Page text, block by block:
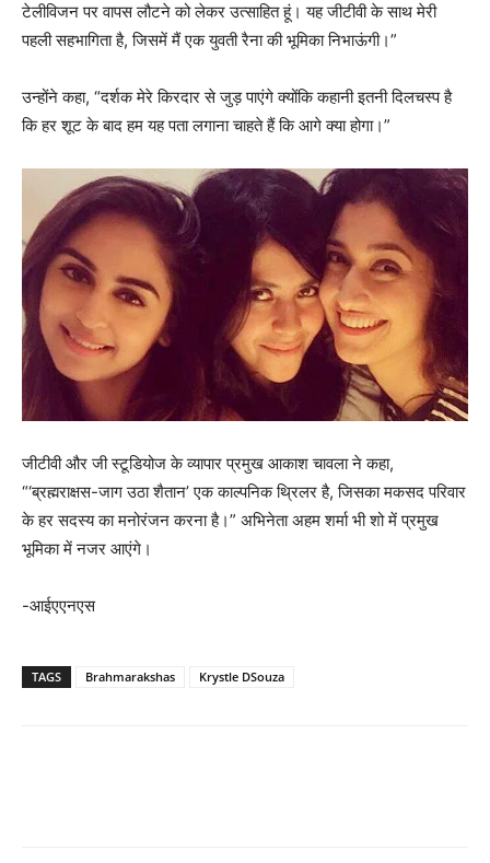
टेलीविजन पर वापस लौटने को लेकर उत्साहित हूं। यह जीटीवी के साथ मेरी
पहली सहभागिता है, जिसमें मैं एक युवती रैना की भूमिका निभाऊंगी।”
उन्होंने कहा, “दर्शक मेरे किरदार से जुड़ पाएंगे क्योंकि कहानी इतनी दिलचस्प है
कि हर शूट के बाद हम यह पता लगाना चाहते हैं कि आगे क्या होगा।”
जीटीवी और जी स्टूडियोज के व्यापार प्रमुख आकाश चावला ने कहा,
“‘ब्रह्मराक्षस-जाग उठा शैतान’ एक काल्पनिक थ्रिलर है, जिसका मकसद परिवार
के हर सदस्य का मनोरंजन करना है।” अभिनेता अहम शर्मा भी शो में प्रमुख
भूमिका में नजर आएंगे।
-आईएएनएस
TAGS Brahmarakshas Krystle DSouza